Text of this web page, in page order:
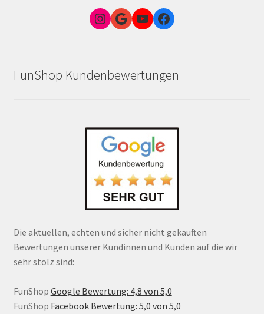
Instagram
Google Link zum FunShop WienYouTubeFacebook
FunShop Kundenbewertungen
Die aktuellen, echten und sicher nicht gekauften
Bewertungen unserer Kundinnen und Kunden auf die wir
sehr stolz sind:
FunShop Google Bewertung: 4,8 von 5,0
FunShop Facebook Bewertung: 5,0 von 5,0